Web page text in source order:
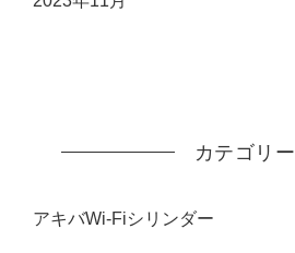
カテゴリー
アキバWi-Fiシリンダー